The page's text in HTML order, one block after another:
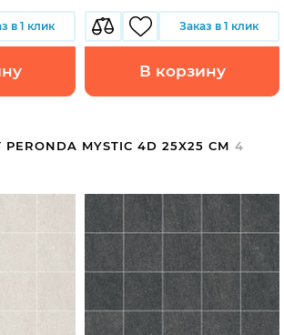
в 1 клик Заказ в 1 клик
В корзину
MYSTIC 4D 25X25 СМ 4